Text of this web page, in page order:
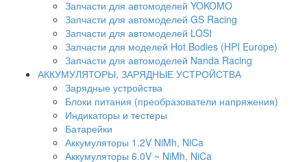
Запчасти для автомоделей YOKOMO
Запчасти для автомоделей GS Racing
Запчасти для автомоделей LOSI
Запчасти для моделей Hot Bodies (HPI Europe)
Запчасти для автомоделей Nanda Racing
АККУМУЛЯТОРЫ, ЗАРЯДНЫЕ УСТРОЙСТВА
Зарядные устройства
Блоки питания (преобразователи напряжения)
Индикаторы и тестеры
Батарейки
Аккумуляторы 1.2V NiMh, NiCa
Аккумуляторы 6.0V ~ NiMh, NiCa